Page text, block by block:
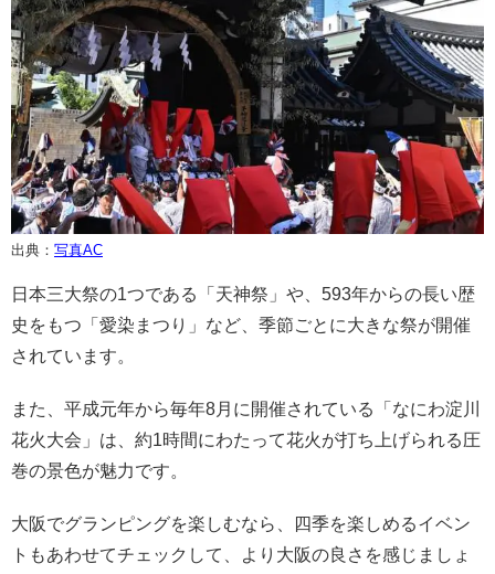
出典： 写真AC
日本三大祭の1つである「天神祭」や、593年からの長い歴
史をもつ「愛染まつり」など、季節ごとに大きな祭が開催
されています。
また、平成元年から毎年8月に開催されている「なにわ淀川
花火大会」は、約1時間にわたって花火が打ち上げられる圧
巻の景色が魅力です。
大阪でグランピングを楽しむなら、四季を楽しめるイベン
トもあわせてチェックして、より大阪の良さを感じましょ